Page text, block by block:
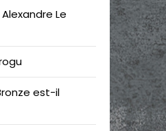
Le
est-il